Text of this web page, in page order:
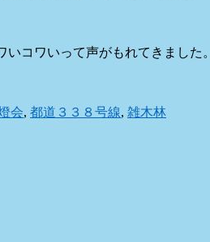
コワいって声がもれてきました。
会, 都道３３８号線, 雑木林